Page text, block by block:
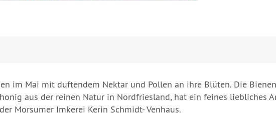
im Mai mit duftendem Nektar und Pollen an ihre Blüten. Die
aus der reinen Natur in Nordfriesland, hat ein feines liebliches
Morsumer Imkerei Kerin Schmidt- Venhaus.